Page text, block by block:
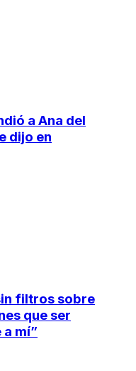
a Ana del
dijo en
filtros sobre
que ser
mí”